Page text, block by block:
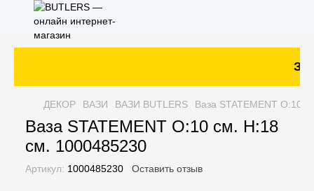
ДЕКОР ВАЗИ ВАЗИ BUTLERS Ваза STATEMENT O:10
Ваза STATEMENT O:10 см. H:18
см. 1000485230
Артикул: 1000485230 Оставить отзыв